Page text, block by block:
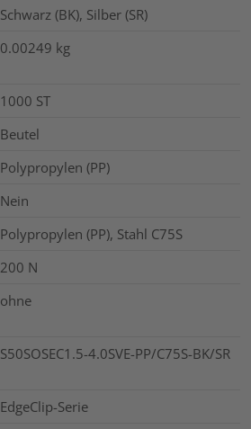
Schwarz (BK), Silber (SR)
0.00249 kg
1000 ST
Beutel
Polypropylen (PP)
Nein
Polypropylen (PP), Stahl C75S
200 N
ohne
S50SOSEC1.5-4.0SVE-PP/C75S-BK/SR
EdgeClip-Serie